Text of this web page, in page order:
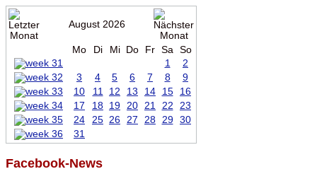
August 2026
Mo Di Mi Do Fr Sa So
1
2
3
4 5 6 7 8
9
10
11 12 13 14 15
16
17
18 19 20 21 22
23
24
25 26 27 28 29
30
31
Facebook-News